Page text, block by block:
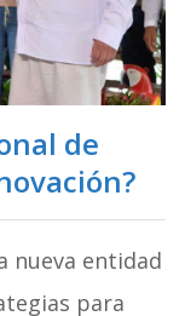
de
nueva entidad
para